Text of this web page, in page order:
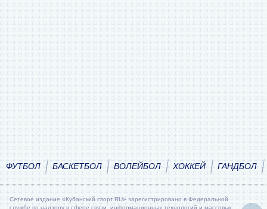
ФУТБОЛ БАСКЕТБОЛ ВОЛЕЙБОЛ ХОККЕЙ ГАНДБОЛ
Сетевое издание «Кубанский спорт.RU» зарегистрировано в Федеральной
службе по надзору в сфере связи, информационных технологий и массовых